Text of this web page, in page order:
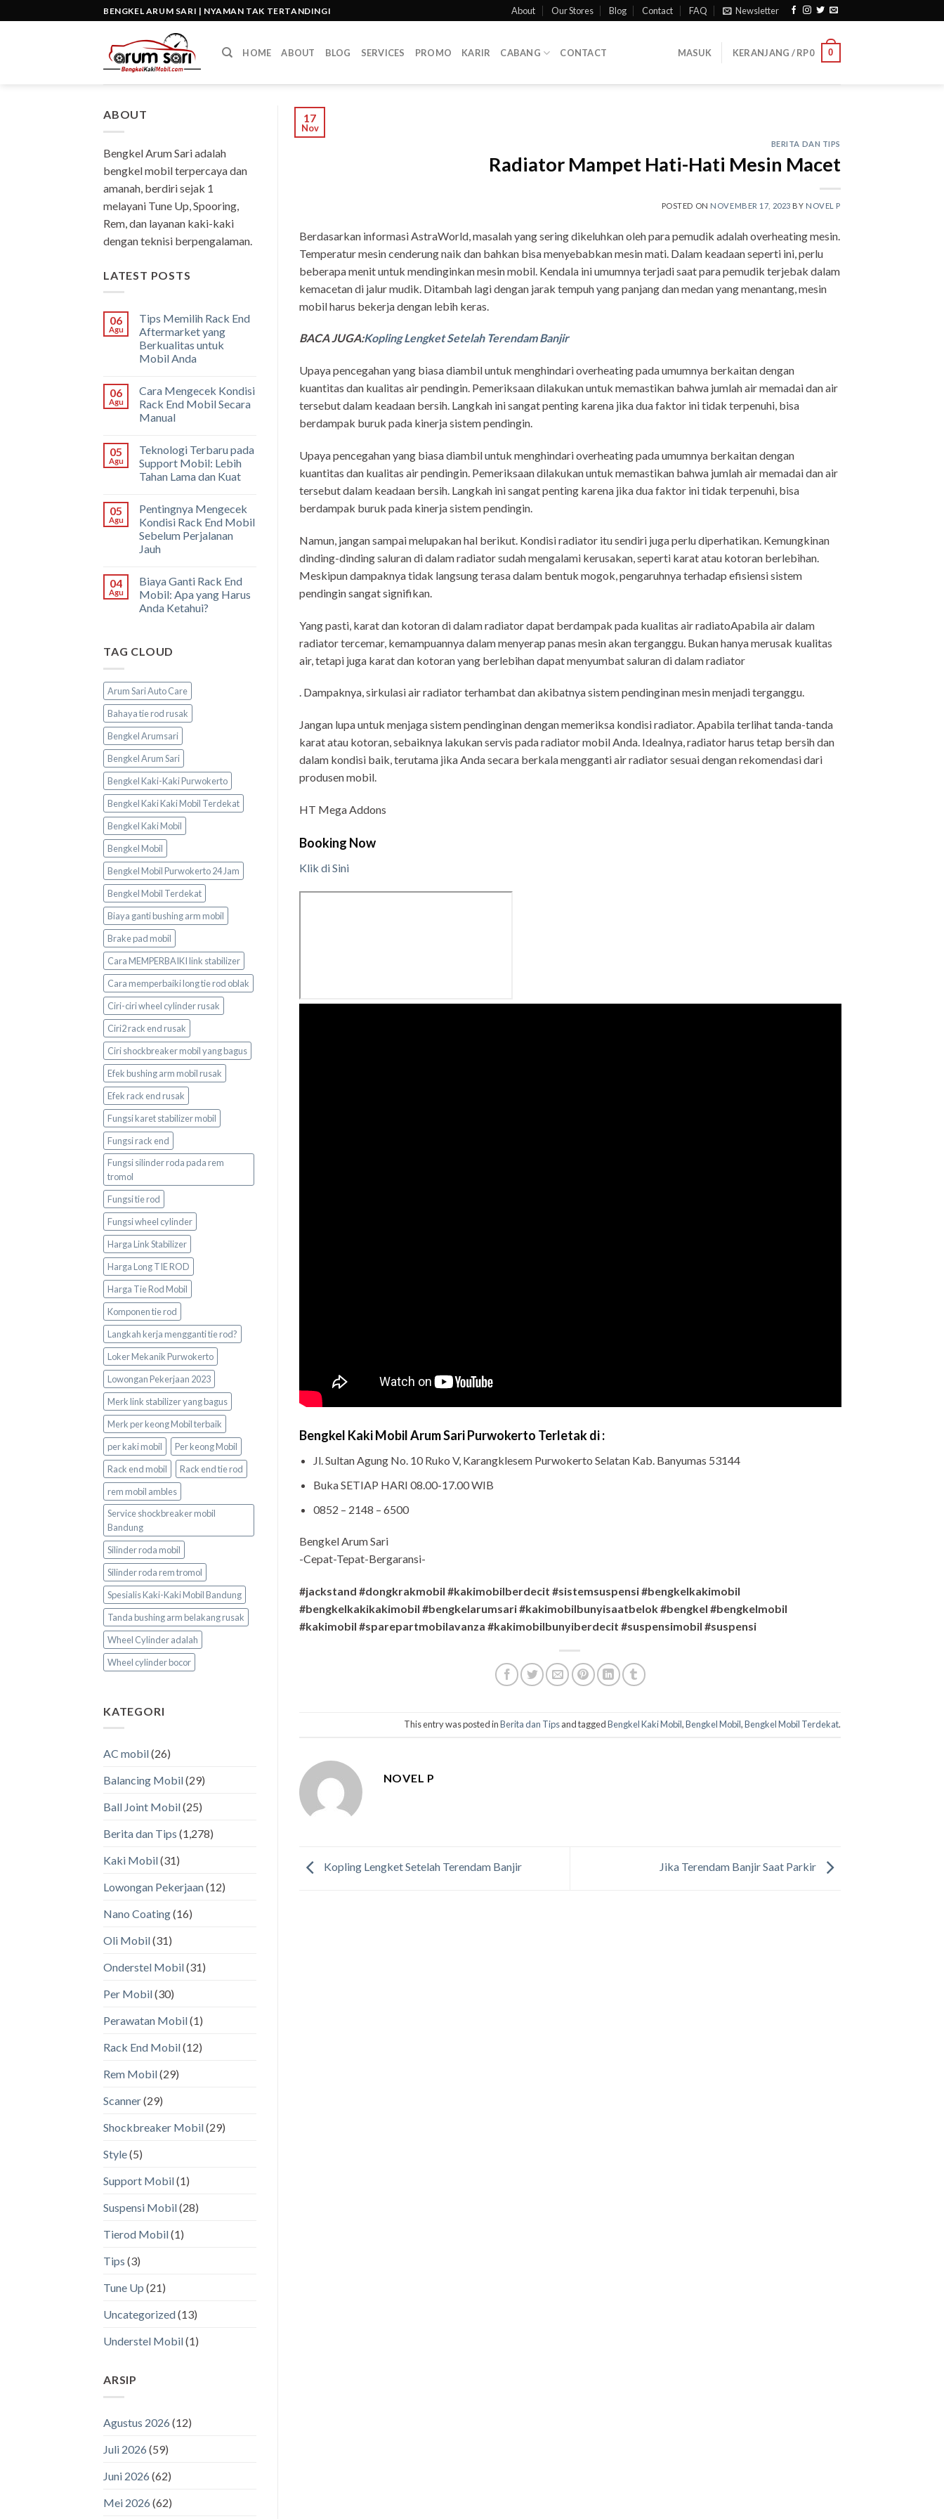
to
BENGKEL ARUM SARI | NYAMAN TAK TERTANDINGI About Our Stores Blog Contact FAQ Newsletter
HOME ABOUT BLOG SERVICES PROMO KARIR CABANG CONTACT MASUK KERANJANG /RP0 0
ABOUT
Bengkel Arum Sari adalah
bengkel mobil terpercaya dan
amanah, berdiri sejak 1
melayani Tune Up, Spooring,
Rem, dan layanan kaki-kaki
dengan teknisi berpengalaman.
LATEST POSTS
06
Agu
Tips Memilih Rack End
Aftermarket yang
Berkualitas untuk
Mobil Anda
06
Agu
Cara Mengecek Kondisi
Rack End Mobil Secara
Manual
05
Agu
Teknologi Terbaru pada
Support Mobil: Lebih
Tahan Lama dan Kuat
05
Agu
Pentingnya Mengecek
Kondisi Rack End Mobil
Sebelum Perjalanan
Jauh
04
Agu
Biaya Ganti Rack End
Mobil: Apa yang Harus
Anda Ketahui?
TAG CLOUD
Arum Sari Auto Care
Bahaya tie rod rusak
Bengkel Arumsari
Bengkel Arum Sari
Bengkel Kaki-Kaki Purwokerto
Bengkel Kaki Kaki Mobil Terdekat
Bengkel Kaki Mobil
Bengkel Mobil
Bengkel Mobil Purwokerto 24 Jam
Bengkel Mobil Terdekat
Biaya ganti bushing arm mobil
Brake pad mobil
Cara MEMPERBAIKI link stabilizer
Cara memperbaiki long tie rod oblak
Ciri-ciri wheel cylinder rusak
Ciri2 rack end rusak
Ciri shockbreaker mobil yang bagus
Efek bushing arm mobil rusak
Efek rack end rusak
Fungsi karet stabilizer mobil
Fungsi rack end
Fungsi silinder roda pada rem
tromol
Fungsi tie rod
Fungsi wheel cylinder
Harga Link Stabilizer
Harga Long TIE ROD
Harga Tie Rod Mobil
Komponen tie rod
Langkah kerja mengganti tie rod?
Loker Mekanik Purwokerto
Lowongan Pekerjaan 2023
Merk link stabilizer yang bagus
Merk per keong Mobil terbaik
per kaki mobil
Per keong Mobil
Rack end mobil
Rack end tie rod
rem mobil ambles
Service shockbreaker mobil
Bandung
Silinder roda mobil
Silinder roda rem tromol
Spesialis Kaki-Kaki Mobil Bandung
Tanda bushing arm belakang rusak
Wheel Cylinder adalah
Wheel cylinder bocor
KATEGORI
AC mobil(26)
Balancing Mobil(29)
Ball Joint Mobil(25)
Berita dan Tips (1,278)
Kaki Mobil(31)
Lowongan Pekerjaan(12)
Nano Coating(16)
Oli Mobil(31)
Onderstel Mobil(31)
Per Mobil(30)
Perawatan Mobil(1)
Rack End Mobil(12)
Rem Mobil(29)
Scanner(29)
Shockbreaker Mobil(29)
Style(5)
Support Mobil(1)
Suspensi Mobil(28)
Tierod Mobil(1)
Tips (3)
Tune Up (21)
Uncategorized(13)
Understel Mobil(1)
ARSIP
Agustus 2026 (12)
Juli 2026 (59)
Juni 2026 (62)
Mei 2026 (62)
17
Nov
BERITA DAN TIPS
Radiator Mampet Hati-Hati Mesin Macet
POSTED ON NOVEMBER 17, 2023 BY NOVEL P
Berdasarkan informasi AstraWorld, masalah yang sering dikeluhkan oleh para pemudik adalah overheating mesin.
Temperatur mesin cenderung naik dan bahkan bisa menyebabkan mesin mati. Dalam keadaan seperti ini, perlu
beberapa menit untuk mendinginkan mesin mobil. Kendala ini umumnya terjadi saat para pemudik terjebak dalam
kemacetan di jalur mudik. Ditambah lagi dengan jarak tempuh yang panjang dan medan yang menantang, mesin
mobil harus bekerja dengan lebih keras.
BACA JUGA:Kopling Lengket Setelah Terendam Banjir
Upaya pencegahan yang biasa diambil untuk menghindari overheating pada umumnya berkaitan dengan
kuantitas dan kualitas air pendingin. Pemeriksaan dilakukan untuk memastikan bahwa jumlah air memadai dan air
tersebut dalam keadaan bersih. Langkah ini sangat penting karena jika dua faktor ini tidak terpenuhi, bisa
berdampak buruk pada kinerja sistem pendingin.
Upaya pencegahan yang biasa diambil untuk menghindari overheating pada umumnya berkaitan dengan
kuantitas dan kualitas air pendingin. Pemeriksaan dilakukan untuk memastikan bahwa jumlah air memadai dan air
tersebut dalam keadaan bersih. Langkah ini sangat penting karena jika dua faktor ini tidak terpenuhi, bisa
berdampak buruk pada kinerja sistem pendingin.
Namun, jangan sampai melupakan hal berikut. Kondisi radiator itu sendiri juga perlu diperhatikan. Kemungkinan
dinding-dinding saluran di dalam radiator sudah mengalami kerusakan, seperti karat atau kotoran berlebihan.
Meskipun dampaknya tidak langsung terasa dalam bentuk mogok, pengaruhnya terhadap efisiensi sistem
pendingin sangat signifikan.
Yang pasti, karat dan kotoran di dalam radiator dapat berdampak pada kualitas air radiatoApabila air dalam
radiator tercemar, kemampuannya dalam menyerap panas mesin akan terganggu. Bukan hanya merusak kualitas
air, tetapi juga karat dan kotoran yang berlebihan dapat menyumbat saluran di dalam radiator
. Dampaknya, sirkulasi air radiator terhambat dan akibatnya sistem pendinginan mesin menjadi terganggu.
Jangan lupa untuk menjaga sistem pendinginan dengan memeriksa kondisi radiator. Apabila terlihat tanda-tanda
karat atau kotoran, sebaiknya lakukan servis pada radiator mobil Anda. Idealnya, radiator harus tetap bersih dan
dalam kondisi baik, terutama jika Anda secara berkala mengganti air radiator sesuai dengan rekomendasi dari
produsen mobil.
HT Mega Addons
Booking Now
Klik di Sini
Bengkel Kaki Mobil Arum Sari Purwokerto Terletak di :
Jl. Sultan Agung No. 10 Ruko V, Karangklesem Purwokerto Selatan Kab. Banyumas 53144
Buka SETIAP HARI 08.00-17.00 WIB
0852 – 2148 – 6500
Bengkel Arum Sari
-Cepat-Tepat-Bergaransi-
#jackstand #dongkrakmobil #kakimobilberdecit #sistemsuspensi #bengkelkakimobil
#bengkelkakikakimobil #bengkelarumsari #kakimobilbunyisaatbelok #bengkel #bengkelmobil
#kakimobil #sparepartmobilavanza #kakimobilbunyiberdecit #suspensimobil #suspensi
This entry was posted inBerita dan Tipsand taggedBengkel Kaki Mobil,Bengkel Mobil,Bengkel Mobil Terdekat.
NOVEL P
Kopling Lengket Setelah Terendam Banjir Jika Terendam Banjir Saat Parkir